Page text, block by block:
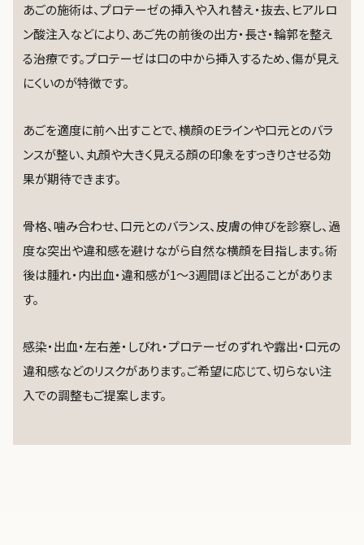
あごの施術は、プロテーゼの挿入や入れ替え・抜去、ヒアルロ
ン酸注入などにより、あご先の前後の出方・長さ・輪郭を整え
る治療です。プロテーゼは口の中から挿入するため、傷が見え
にくいのが特徴です。
あごを適度に前へ出すことで、横顔のEラインや口元とのバラ
ンスが整い、丸顔や大きく見える顔の印象をすっきりさせる効
果が期待できます。
骨格、噛み合わせ、口元とのバランス、皮膚の伸びを診察し、過
度な突出や違和感を避けながら自然な横顔を目指します。術
後は腫れ・内出血・違和感が1〜3週間ほど出ることがありま
す。
感染・出血・左右差・しびれ・プロテーゼのずれや露出・口元の
違和感などのリスクがあります。ご希望に応じて、切らない注
入での調整もご提案します。